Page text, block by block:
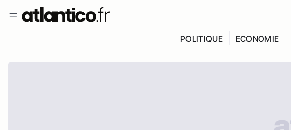
POLITIQUE ECONOMIE